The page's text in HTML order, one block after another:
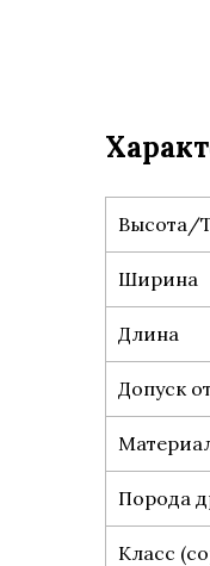
Высота/
Ширина
Длина
Допуск
Порода
Класс